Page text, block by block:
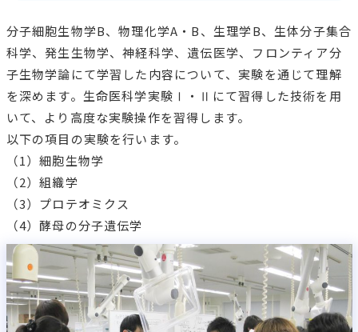
分子細胞生物学A、物理化学A・B、生理学Aにおいて学習す